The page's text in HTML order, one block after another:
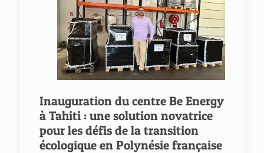
Inauguration du centre Be Energy
à Tahiti : une solution novatrice
pour les défis de la transition
écologique en Polynésie française